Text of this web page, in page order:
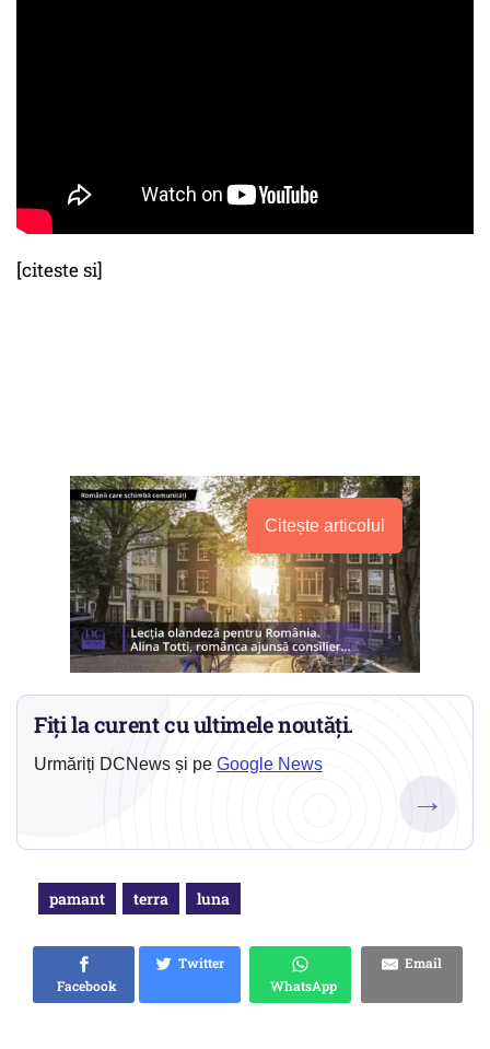
[citeste si]
Citește articolul
Fiți la curent cu ultimele noutăți.
Urmăriți DCNews și pe Google News
→
pamant terra luna
Facebook
Twitter
WhatsApp
Email